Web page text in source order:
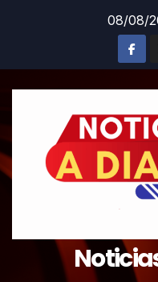
08/08/